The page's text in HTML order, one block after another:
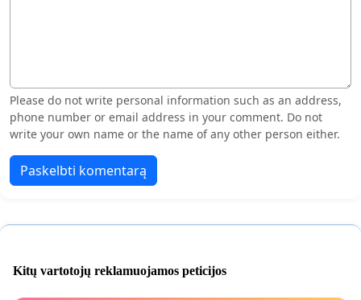
Please do not write personal information such as an address,
phone number or email address in your comment. Do not
write your own name or the name of any other person either.
Paskelbti komentarą
Kitų vartotojų reklamuojamos peticijos